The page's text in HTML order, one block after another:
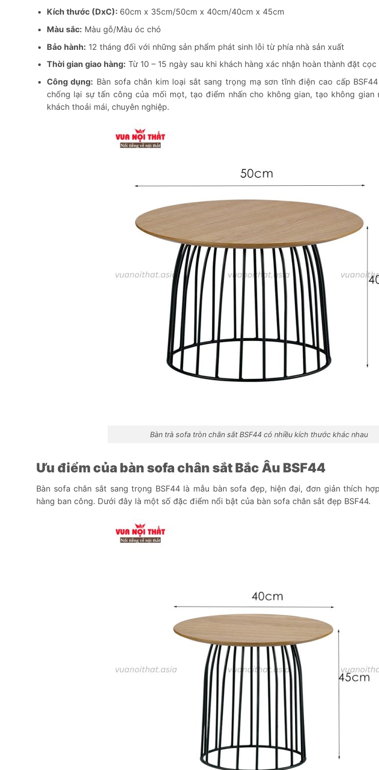
Kích thước (DxC): 60cm x 35cm/50cm x 40cm/40cm x 45cm
Màu sắc: Màu gỗ/Màu óc chó
Bảo hành: 12 tháng đối với những sản phẩm phát sinh lỗi từ phía nhà sản xuất
Thời gian giao hàng: Từ 10 – 15 ngày sau khi khách hàng xác nhận hoàn thành đặt
Công dụng: Bàn sofa chân kim loại sắt sang trọng mạ sơn tĩnh điện cao cấp
chống lại sự tấn công của mối mọt, tạo điểm nhấn cho không gian, tạo không
khách thoải mái, chuyên nghiệp.
Bàn trà sofa tròn chân sắt BSF44 có nhiều kích thước khác nhau
Ưu điểm của bàn sofa chân sắt Bắc Âu BSF44
Bàn sofa chân sắt sang trọng BSF44 là mẫu bàn sofa đẹp, hiện đại, đơn giản thích
hàng ban công. Dưới đây là một số đặc điểm nổi bật của bàn sofa chân sắt đẹp BSF44.